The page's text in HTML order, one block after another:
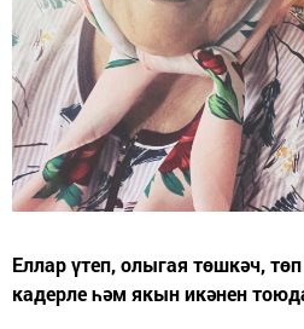
Еллар үтеп, олыгая төшкәч,
кадерле һәм якын икәнен